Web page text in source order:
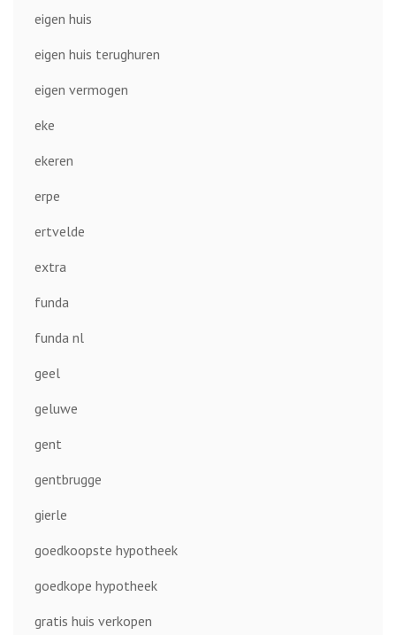
eigen huis
eigen huis terughuren
eigen vermogen
eke
ekeren
erpe
ertvelde
extra
funda
funda nl
geel
geluwe
gent
gentbrugge
gierle
goedkoopste hypotheek
goedkope hypotheek
gratis huis verkopen